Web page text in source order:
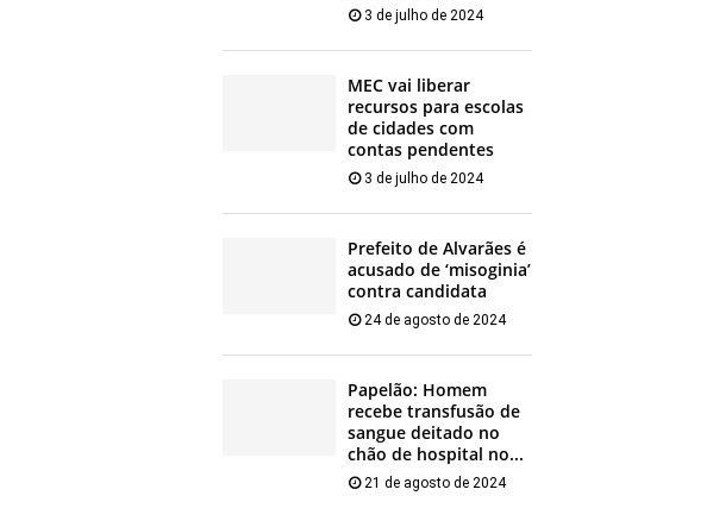
3 de julho de 2024
MEC vai liberar
recursos para escolas
de cidades com
contas pendentes
3 de julho de 2024
Prefeito de Alvarães é
acusado de ‘misoginia’
contra candidata
24 de agosto de 2024
Papelão: Homem
recebe transfusão de
sangue deitado no
chão de hospital no...
21 de agosto de 2024